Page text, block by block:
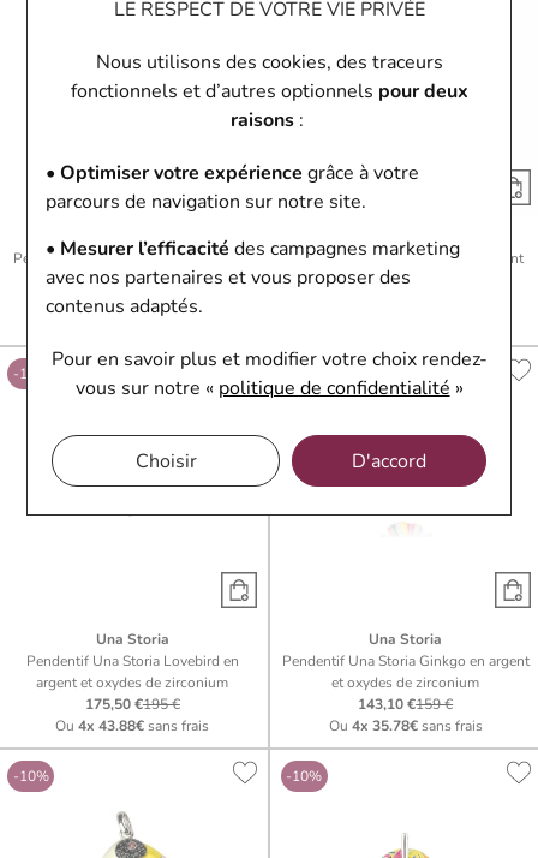
LE RESPECT DE VOTRE VIE PRIVÉE
Nous utilisons des cookies, des traceurs
fonctionnels et d’autres optionnels pour deux
raisons:
• Optimiser votre expérience grâce à votre
parcours de navigation sur notre site.
• Mesurer l’efficacité des campagnes marketing
avec nos partenaires et vous proposer des
contenus adaptés.
Pour en savoir plus et modifier votre choix rendez-
vous sur notre « politique de confidentialité »
Choisir D'accord
Una Storia
Pendentif Una Storia Aztec en argent
laqué et oxydes de zirconium
139,50 €155 €
Una Storia
Pendentif Una Storia Siena en argent
laqué
-10%
Una Storia
Pendentif Una Storia Lovebird en
argent et oxydes de zirconium
175,50 €195 €
Ou4x 43.88€sans frais
Una Storia
Pendentif Una Storia Ginkgo en argent
et oxydes de zirconium
143,10 €159 €
Ou 4x 35.78€sans frais
-10% -10%